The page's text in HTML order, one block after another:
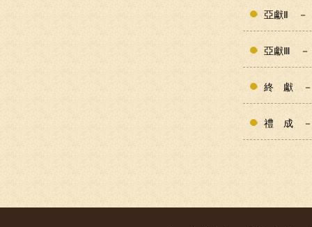
亞獻Ⅱ －
亞獻Ⅲ －
終 獻 －
禮 成